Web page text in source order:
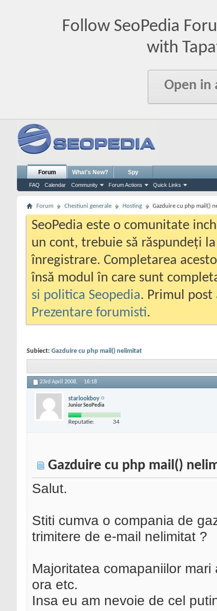
Follow SeoPedia
with
Open in
Forum
FAQ Calendar Community Forum Actions Quick Links
What's New? Spy
Forum Chestiuni generale Hosting Gazduire cu php mail()
SeoPedia este o comunitate
un cont, trebuie să răspundeți
înregistrare. Completarea
însă modul în care sunt
si politica Seopedia. Primul
Prezentare forumisti.
Subiect: Gazduire cu php mail() nelimitat
23rd April 2008, 16:18
starlookboy
Junior SeoPedia
Reputatie: 34
Gazduire cu php mail()
Salut.
Stiti cumva o compania de
trimitere de e-mail nelimitat ?
Majoritatea comapaniilor
ora etc.
Insa eu am nevoie de cel